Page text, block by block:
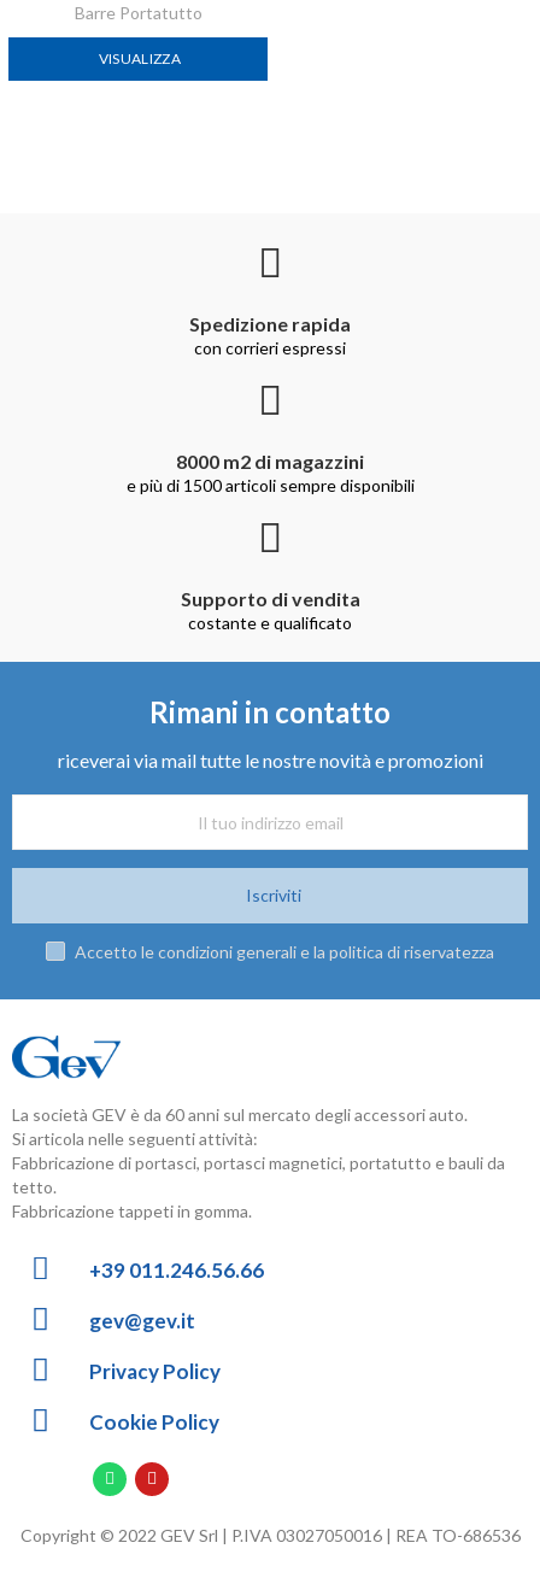
Barre Portatutto
VISUALIZZA
Spedizione rapida
con corrieri espressi
8000 m2 di magazzini
e più di 1500 articoli sempre disponibili
Supporto di vendita
costante e qualificato
Rimani in contatto
riceverai via mail tutte le nostre novità e promozioni
Iscriviti
Accetto le condizioni generali e la politica di riservatezza
La società GEV è da 60 anni sul mercato degli accessori auto.
Si articola nelle seguenti attività:
Fabbricazione di portasci, portasci magnetici, portatutto e bauli da
tetto.
Fabbricazione tappeti in gomma.
+39 011.246.56.66
gev@gev.it
Privacy Policy
Cookie Policy
Copyright © 2022 GEV Srl | P.IVA 03027050016 | REA TO-686536